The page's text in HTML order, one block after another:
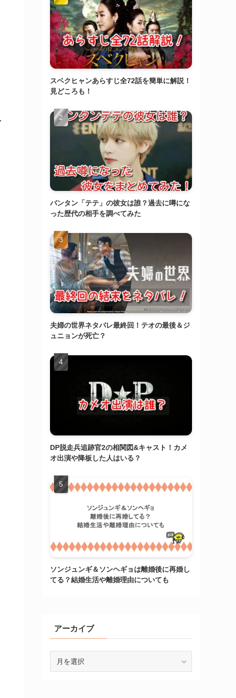
スベクヒャンあらすじ全72話を簡単に解説！
見どころも！
バンタン「テテ」の彼女は誰？過去に噂にな
った歴代の相手を調べてみた
夫婦の世界ネタバレ最終回！テオの最後＆ジ
ュニョンが死亡？
DP脱走兵追跡官2の相関図&キャスト！カメ
オ出演や降板した人はいる？
ソンジュンギ＆ソンヘギョは離婚後に再婚し
てる？結婚生活や離婚理由についても
アーカイブ